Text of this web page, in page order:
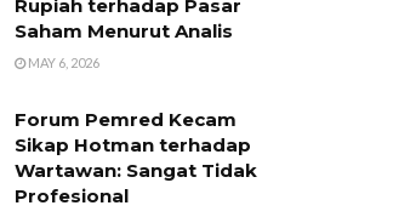
Rupiah terhadap Pasar
Saham Menurut Analis
MAY 6, 2026
Forum Pemred Kecam
Sikap Hotman terhadap
Wartawan: Sangat Tidak
Profesional